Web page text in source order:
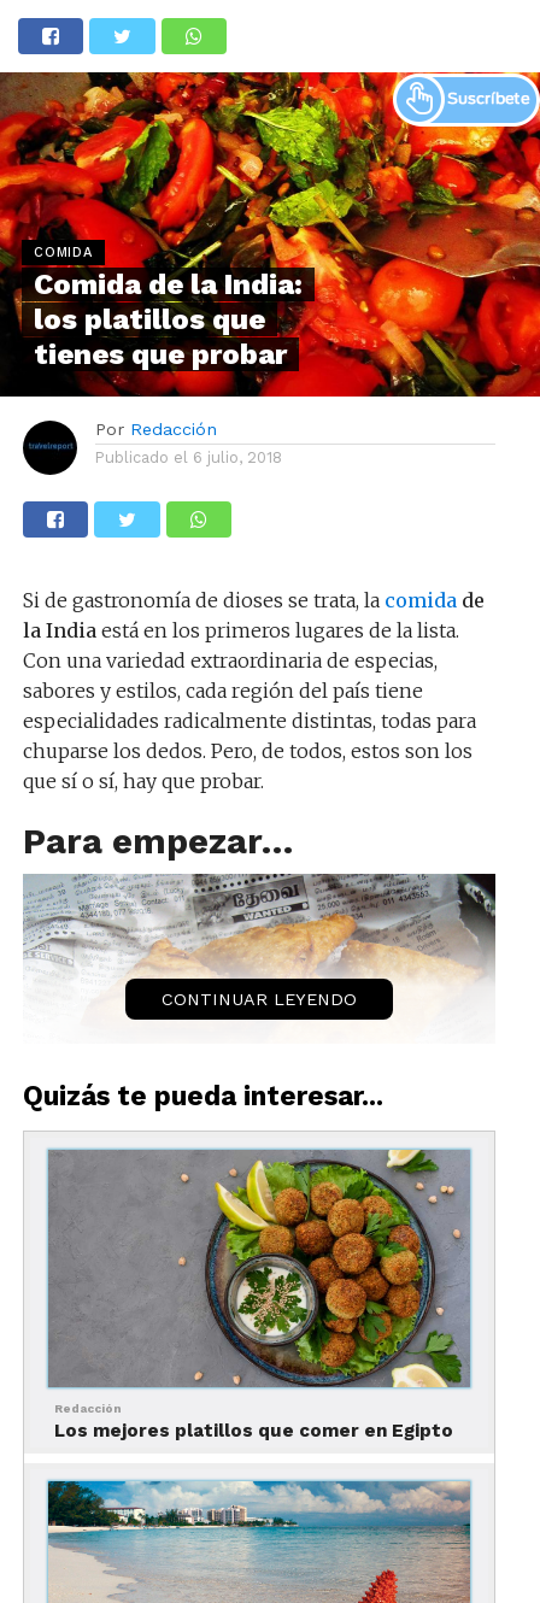
COMIDA
Comida de la India:
los platillos que
tienes que probar
Por Redacción
Publicado el 6 julio, 2018
Si de gastronomía de dioses se trata, la comida de
la India está en los primeros lugares de la lista.
Con una variedad extraordinaria de especias,
sabores y estilos, cada región del país tiene
especialidades radicalmente distintas, todas para
chuparse los dedos. Pero, de todos, estos son los
que sí o sí, hay que probar.
Para empezar…
Samosas
Las típicas samosas son una botana de masa frita
rellena de papa, cebolla y chícharos. Se sirven con
un chutney de menta y cilantro.
Pakoras
Originarias de Uttar Pradesh, son una de las
botanas más ricas y populares del norte del país.
Tienen como base papa, coliflor, berenjena o
cebolla que se cubren con harina y se fríen.
CONTINUAR LEYENDO
Quizás te pueda interesar...
Redacción
Los mejores platillos que comer en Egipto